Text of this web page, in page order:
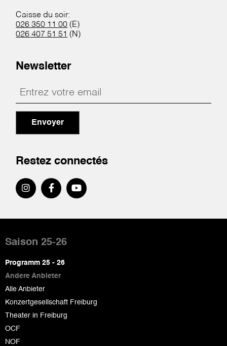
Caisse du soir:
026 350 11 00 (E)
026 407 51 51 (N)
Newsletter
Envoyer
Restez connectés
de
page
Saison 25-26
Programm 25 - 26
Andere Anbieter
Alle Anbieter
Konzertgesellschaft Freiburg
Theater in Freiburg
OCF
NOF